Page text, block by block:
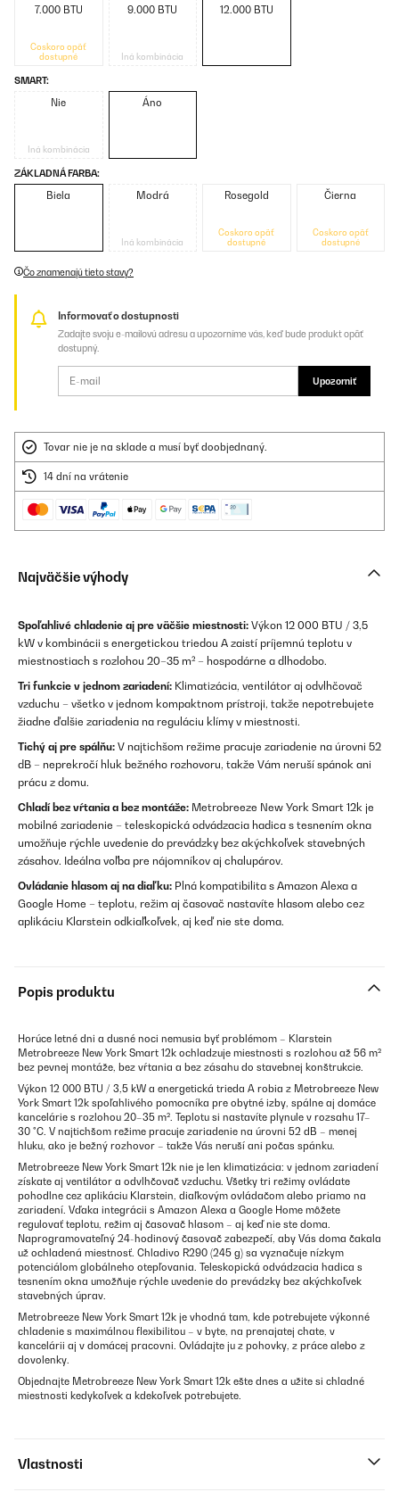
7.000 BTU
Čoskoro opäť
dostupné
9.000 BTU
Iná kombinácia
12.000 BTU
SMART:
Nie
Iná kombinácia
Áno
ZÁKLADNÁ FARBA:
Biela Modrá
Iná kombinácia
Rosegold
Čoskoro opäť
dostupné
Čierna
Čoskoro opäť
dostupné
Čo znamenajú tieto stavy?
Informovať o dostupnosti
Zadajte svoju e-mailovú adresu a upozorníme vás, keď bude produkt opäť
dostupný.
Upozorniť
Tovar nie je na sklade a musí byť doobjednaný.
14 dní na vrátenie
Najväčšie výhody
Spoľahlivé chladenie aj pre väčšie miestnosti: Výkon 12 000 BTU / 3,5
kW v kombinácii s energetickou triedou A zaistí príjemnú teplotu v
miestnostiach s rozlohou 20–35 m² – hospodárne a dlhodobo.
Tri funkcie v jednom zariadení: Klimatizácia, ventilátor aj odvlhčovač
vzduchu – všetko v jednom kompaktnom prístroji, takže nepotrebujete
žiadne ďalšie zariadenia na reguláciu klímy v miestnosti.
Tichý aj pre spálňu: V najtichšom režime pracuje zariadenie na úrovni 52
dB – neprekročí hluk bežného rozhovoru, takže Vám neruší spánok ani
prácu z domu.
Chladí bez vŕtania a bez montáže: Metrobreeze New York Smart 12k je
mobilné zariadenie – teleskopická odvádzacia hadica s tesnením okna
umožňuje rýchle uvedenie do prevádzky bez akýchkoľvek stavebných
zásahov. Ideálna voľba pre nájomníkov aj chalupárov.
Ovládanie hlasom aj na diaľku: Plná kompatibilita s Amazon Alexa a
Google Home – teplotu, režim aj časovač nastavíte hlasom alebo cez
aplikáciu Klarstein odkiaľkoľvek, aj keď nie ste doma.
Popis produktu
Horúce letné dni a dusné noci nemusia byť problémom – Klarstein
Metrobreeze New York Smart 12k ochladzuje miestnosti s rozlohou až 56 m²
bez pevnej montáže, bez vŕtania a bez zásahu do stavebnej konštrukcie.
Výkon 12 000 BTU / 3,5 kW a energetická trieda A robia z Metrobreeze New
York Smart 12k spoľahlivého pomocníka pre obytné izby, spálne aj domáce
kancelárie s rozlohou 20–35 m². Teplotu si nastavíte plynule v rozsahu 17–
30 °C. V najtichšom režime pracuje zariadenie na úrovni 52 dB – menej
hluku, ako je bežný rozhovor – takže Vás neruší ani počas spánku.
Metrobreeze New York Smart 12k nie je len klimatizácia: v jednom zariadení
získate aj ventilátor a odvlhčovač vzduchu. Všetky tri režimy ovládate
pohodlne cez aplikáciu Klarstein, diaľkovým ovládačom alebo priamo na
zariadení. Vďaka integrácii s Amazon Alexa a Google Home môžete
regulovať teplotu, režim aj časovač hlasom – aj keď nie ste doma.
Naprogramovateľný 24-hodinový časovač zabezpečí, aby Vás doma čakala
už ochladená miestnosť. Chladivo R290 (245 g) sa vyznačuje nízkym
potenciálom globálneho otepľovania. Teleskopická odvádzacia hadica s
tesnením okna umožňuje rýchle uvedenie do prevádzky bez akýchkoľvek
stavebných úprav.
Metrobreeze New York Smart 12k je vhodná tam, kde potrebujete výkonné
chladenie s maximálnou flexibilitou – v byte, na prenajatej chate, v
kancelárii aj v domácej pracovni. Ovládajte ju z pohovky, z práce alebo z
dovolenky.
Objednajte Metrobreeze New York Smart 12k ešte dnes a užite si chladné
miestnosti kedykoľvek a kdekoľvek potrebujete.
Vlastnosti